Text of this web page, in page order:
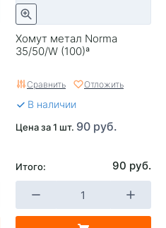
Хомут метал Norma
35/50/W (100)ª
Сравнить Отложить
В наличии
Цена за 1 шт. 90 руб.
Итого: 90 руб.